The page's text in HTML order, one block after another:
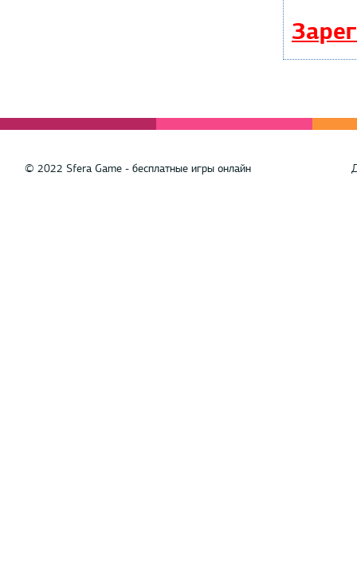
© 2022 Sfera Game - бесплатные игры онлайн